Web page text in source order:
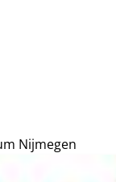
Nijmegen